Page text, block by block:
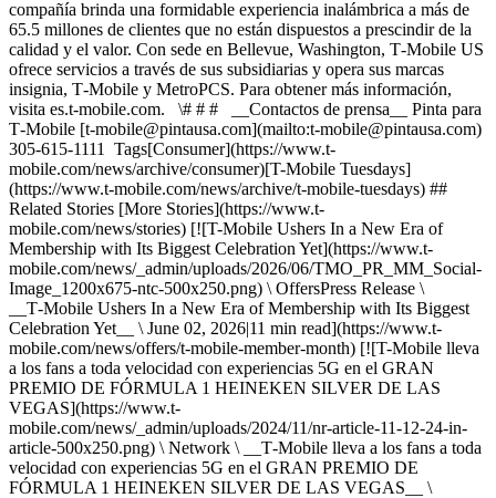
compañía brinda una formidable experiencia inalámbrica a más de
65.5 millones de clientes que no están dispuestos a prescindir de la
calidad y el valor. Con sede en Bellevue, Washington, T‑Mobile US
ofrece servicios a través de sus subsidiarias y opera sus marcas
insignia, T‑Mobile y MetroPCS. Para obtener más información,
visita es.t‑mobile.com. \# # # __Contactos de prensa__ Pinta para
T‑Mobile [t‑mobile@pintausa.com](mailto:t-mobile@pintausa.com)
305-615-1111 Tags[Consumer](https://www.t-
mobile.com/news/archive/consumer)[T-Mobile Tuesdays]
(https://www.t-mobile.com/news/archive/t-mobile-tuesdays) ##
Related Stories [More Stories](https://www.t-
mobile.com/news/stories) [![T-Mobile Ushers In a New Era of
Membership with Its Biggest Celebration Yet](https://www.t-
mobile.com/news/_admin/uploads/2026/06/TMO_PR_MM_Social-
Image_1200x675-ntc-500x250.png) \ OffersPress Release \
__T‑Mobile Ushers In a New Era of Membership with Its Biggest
Celebration Yet__ \ June 02, 2026|11 min read](https://www.t-
mobile.com/news/offers/t-mobile-member-month) [![T-Mobile lleva
a los fans a toda velocidad con experiencias 5G en el GRAN
PREMIO DE FÓRMULA 1 HEINEKEN SILVER DE LAS
VEGAS](https://www.t-
mobile.com/news/_admin/uploads/2024/11/nr-article-11-12-24-in-
article-500x250.png) \ Network \ __T‑Mobile lleva a los fans a toda
velocidad con experiencias 5G en el GRAN PREMIO DE
FÓRMULA 1 HEINEKEN SILVER DE LAS VEGAS__ \